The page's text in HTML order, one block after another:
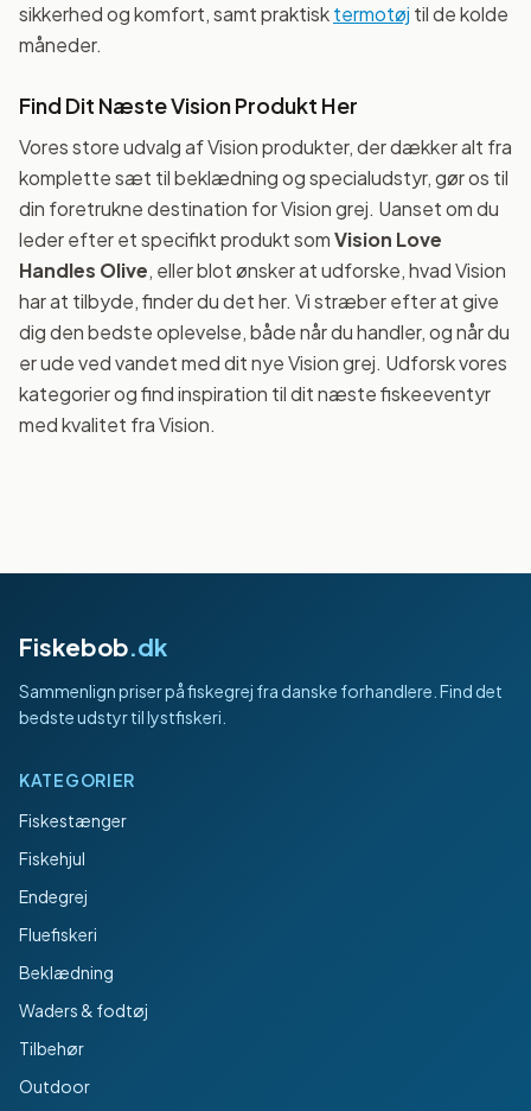
sikkerhed og komfort, samt praktisktermotøj til de kolde
måneder.
Find Dit Næste Vision Produkt Her
Vores store udvalg af Vision produkter, der dækker alt fra
komplette sæt til beklædning og specialudstyr, gør os til
din foretrukne destination for Vision grej. Uanset om du
leder efter et specifikt produkt somVision Love
Handles Olive, eller blot ønsker at udforske, hvad Vision
har at tilbyde, finder du det her. Vi stræber efter at give
dig den bedste oplevelse, både når du handler, og når du
er ude ved vandet med dit nye Vision grej. Udforsk vores
kategorier og find inspiration til dit næste fiskeeventyr
med kvalitet fra Vision.
Fiskebob.dk
Sammenlign priser på fiskegrej fra danske forhandlere. Find det
bedste udstyr til lystfiskeri.
KATEGORIER
Fiskestænger
Fiskehjul
Endegrej
Fluefiskeri
Beklædning
Waders & fodtøj
Tilbehør
Outdoor